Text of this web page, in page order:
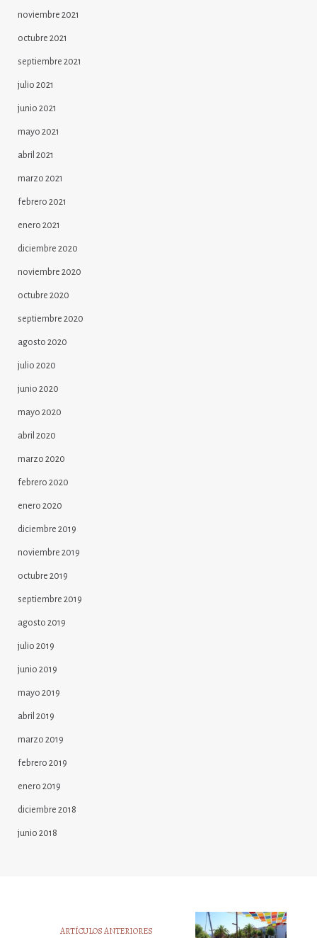
noviembre 2021
octubre 2021
septiembre 2021
julio 2021
junio 2021
mayo 2021
abril 2021
marzo 2021
febrero 2021
enero 2021
diciembre 2020
noviembre 2020
octubre 2020
septiembre 2020
agosto 2020
julio 2020
junio 2020
mayo 2020
abril 2020
marzo 2020
febrero 2020
enero 2020
diciembre 2019
noviembre 2019
octubre 2019
septiembre 2019
agosto 2019
julio 2019
junio 2019
mayo 2019
abril 2019
marzo 2019
febrero 2019
enero 2019
diciembre 2018
junio 2018
ARTÍCULOS ANTERIORES